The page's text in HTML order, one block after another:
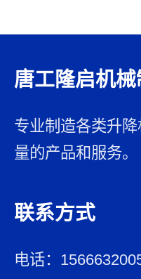
唐工隆启机
专业制造各类升
量的产品和服务。
联系方式
电话：